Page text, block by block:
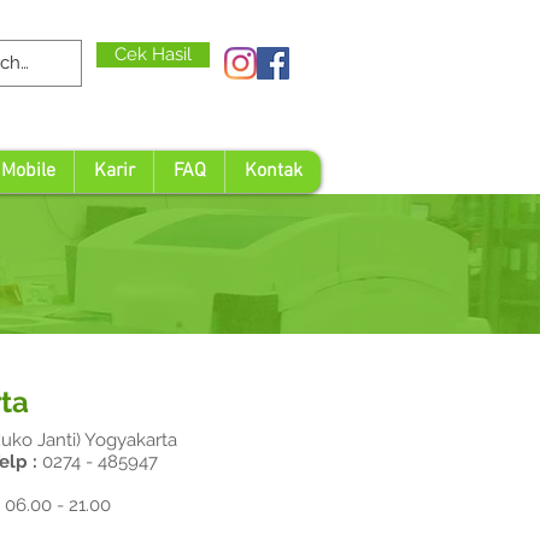
Cek Hasil
Karir FAQ Kontak
Janti) Yogyakarta
: 0274 - 485947
- 21.00